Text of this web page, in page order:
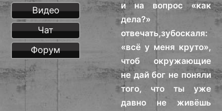
и на вопрос «как
дела?»
отвечать,зубоскаля:
«всё у меня круто»,
чтоб окружающие
не дай бог не поняли
того, что ты уже
давно не живёшь
Видео
Чат
Форум